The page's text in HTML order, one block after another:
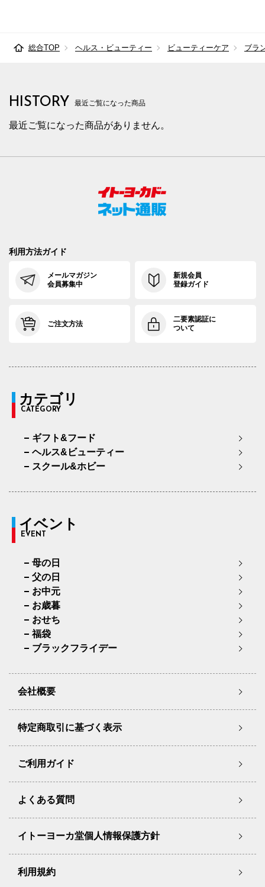
総合TOP ヘルス・ビューティー ビューティーケア ブラ
HISTORY 最近ご覧になった商品
最近ご覧になった商品がありません。
利用方法ガイド
メールマガジン
会員募集中
新規会員
登録ガイド
ご注文方法
二要素認証に
ついて
カテゴリ
CATEGORY
ギフト&フード
ヘルス&ビューティー
スクール&ホビー
イベント
EVENT
母の日
父の日
お中元
お歳暮
おせち
福袋
ブラックフライデー
会社概要
特定商取引に基づく表示
ご利用ガイド
よくある質問
イトーヨーカ堂個人情報保護方針
利用規約